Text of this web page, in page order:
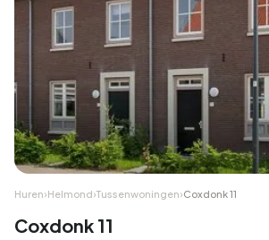
Huren›Helmond›Tussenwoningen›Coxdonk 11
Coxdonk 11